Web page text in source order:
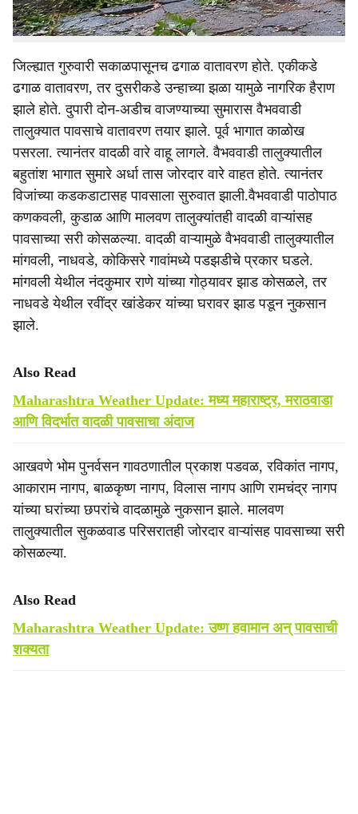
सकाळपासून जिल्ह्यात ढगाळ वातावरण कायम आहे.
जिल्ह्यात गुरुवारी सकाळपासूनच ढगाळ वातावरण होते. एकीकडे
ढगाळ वातावरण, तर दुसरीकडे उन्हाच्या झळा यामुळे नागरिक हैराण
झाले होते. दुपारी दोन-अडीच वाजण्याच्या सुमारास वैभववाडी
तालुक्यात पावसाचे वातावरण तयार झाले. पूर्व भागात काळोख
पसरला. त्यानंतर वादळी वारे वाहू लागले. वैभववाडी तालुक्यातील
बहुतांश भागात सुमारे अर्धा तास जोरदार वारे वाहत होते. त्यानंतर
विजांच्या कडकडाटासह पावसाला सुरुवात झाली.वैभववाडी पाठोपाठ
कणकवली, कुडाळ आणि मालवण तालुक्यांतही वादळी वाऱ्यांसह
पावसाच्या सरी कोसळल्या. वादळी वाऱ्यामुळे वैभववाडी तालुक्यातील
मांगवली, नाधवडे, कोकिसरे गावांमध्ये पडझडीचे प्रकार घडले.
मांगवली येथील नंदकुमार राणे यांच्या गोठ्यावर झाड कोसळले, तर
नाधवडे येथील रवींद्र खांडेकर यांच्या घरावर झाड पडून नुकसान
झाले.
Also Read
Maharashtra Weather Update: मध्य महाराष्ट्र, मराठवाडा
आणि विदर्भात वादळी पावसाचा अंदाज
आखवणे भोम पुनर्वसन गावठणातील प्रकाश पडवळ, रविकांत नागप,
आकाराम नागप, बाळकृष्ण नागप, विलास नागप आणि रामचंद्र नागप
यांच्या घरांच्या छपरांचे वादळामुळे नुकसान झाले. मालवण
तालुक्यातील सुकळवाड परिसरातही जोरदार वाऱ्यांसह पावसाच्या सरी
कोसळल्या.
Also Read
Maharashtra Weather Update: उष्ण हवामान अन् पावसाची
शक्यता